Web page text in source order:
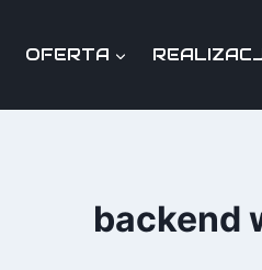
OFERTA
backend